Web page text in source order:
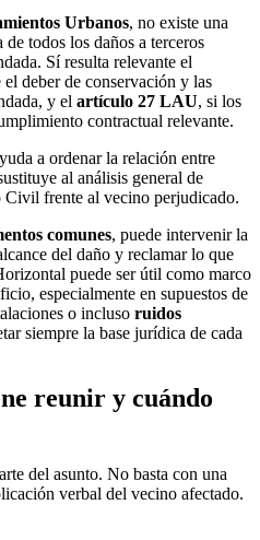
Urbanos, no existe una
todos los daños a terceros
Sí resulta relevante el
el deber de conservación y las
y el artículo 27 LAU, si los
contractual relevante.
a ordenar la relación entre
al análisis general de
frente al vecino perjudicado.
comunes, puede intervenir la
del daño y reclamar lo que
puede ser útil como marco
especialmente en supuestos de
o incluso ruidos
siempre la base jurídica de cada
reunir y cuándo
del asunto. No basta con una
verbal del vecino afectado.